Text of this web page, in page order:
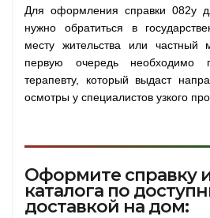
Для оформления справки 082у
нужно обратиться в
месту жительства или частный
первую очередь
терапевту, который выдаст
осмотры у специалистов узкого
Оформите справку
каталога по
доставкой на дом: